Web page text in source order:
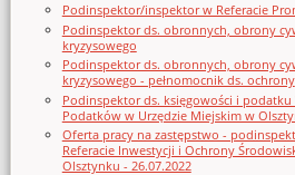
Podinspektor/inspektor w Referacie
Podinspektor ds. obronnych, obrony
kryzysowego
Podinspektor ds. obronnych, obrony
kryzysowego - pełnomocnik ds. ochrony
Podinspektor ds. księgowości i podatku
Podatków w Urzędzie Miejskim w
Oferta pracy na zastępstwo -
Referacie Inwestycji i Ochrony
Olsztynku - 26.07.2022